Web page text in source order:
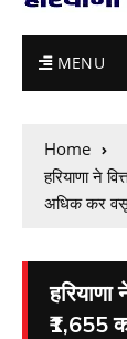
MENU
Home
हरियाणा ने
अधिक कर
₹1,655